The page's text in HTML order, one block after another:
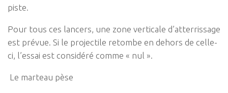
piste.
Pour tous ces lancers, une zone verticale d’atterrissage
est prévue. Si le projectile retombe en dehors de celle-
ci, l’essai est considéré comme « nul ».
Le marteau pèse